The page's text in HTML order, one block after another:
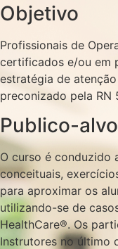
Objetivo
Profissionais de
certificados e/ou em
estratégia de
preconizado pela RN
Publico-alvo
O curso é conduzido
conceituais,
para aproximar os
utilizando-se de
HealthCare®. Os
Instrutores no último